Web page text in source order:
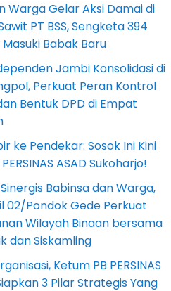
Warga Gelar Aksi Damai di
PT BSS, Sengketa 394
Babak Baru
Jambi Konsolidasi di
Perkuat Peran Kontrol
Bentuk DPD di Empat
ke Pendekar: Sosok Ini Kini
ASAD Sukoharjo!
Babinsa dan Warga,
02/Pondok Gede Perkuat
Wilayah Binaan bersama
dan Siskamling
Ketum PB PERSINAS
3 Pilar Strategis Yang